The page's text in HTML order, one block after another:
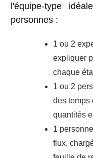
l'équipe-type
personnes :
1 ou 2
expliquer
chaque
1 ou 2
des temps
quantités
1
flux,